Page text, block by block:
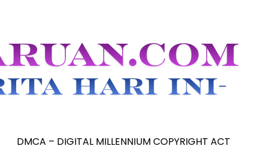
DMCA – DIGITAL MILLENNIUM COPYRIGHT ACT